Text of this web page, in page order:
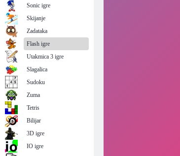
Sonic igre
Skijanje
Zadataka
Flash igre
Utakmica 3 igre
Slagalica
Sudoku
Zuma
Tetris
Bilijar
3D igre
IO igre